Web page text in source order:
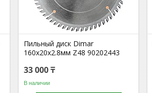
Пильный диск Dimar
160х20х2.8мм Z48 90202443
33 000 ₸
В наличии